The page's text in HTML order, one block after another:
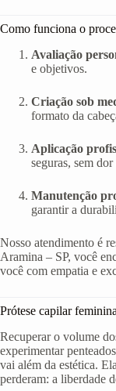
Como funciona o
Avaliação
e objetivos.
Criação sob
formato da
Aplicação
seguras, sem
Manutenção
garantir a
Nosso atendimento é
Aramina – SP, você
você com empatia e
Prótese capilar
Recuperar o volume
experimentar
vai além da estética.
perderam: a liberdade